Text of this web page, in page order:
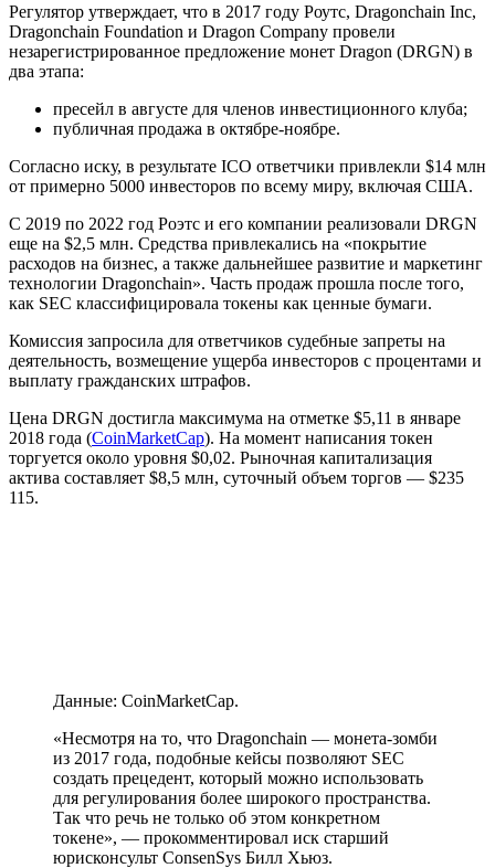
Регулятор утверждает, что в 2017 году Роутс, Dragonchain Inc,
Dragonchain Foundation и Dragon Company провели
незарегистрированное предложение монет Dragon (DRGN) в
два этапа:
пресейл в августе для членов инвестиционного клуба;
публичная продажа в октябре-ноябре.
Согласно иску, в результате ICO ответчики привлекли $14 млн
от примерно 5000 инвесторов по всему миру, включая США.
С 2019 по 2022 год Роэтс и его компании реализовали DRGN
еще на $2,5 млн. Средства привлекались на «покрытие
расходов на бизнес, а также дальнейшее развитие и маркетинг
технологии Dragonchain». Часть продаж прошла после того,
как SEC классифицировала токены как ценные бумаги.
Комиссия запросила для ответчиков судебные запреты на
деятельность, возмещение ущерба инвесторов с процентами и
выплату гражданских штрафов.
Цена DRGN достигла максимума на отметке $5,11 в январе
2018 года (CoinMarketCap). На момент написания токен
торгуется около уровня $0,02. Рыночная капитализация
актива составляет $8,5 млн, суточный объем торгов — $235
115.
Данные: CoinMarketCap.
«Несмотря на то, что Dragonchain — монета-зомби
из 2017 года, подобные кейсы позволяют SEC
создать прецедент, который можно использовать
для регулирования более широкого пространства.
Так что речь не только об этом конкретном
токене», — прокомментировал иск старший
юрисконсульт ConsenSys Билл Хьюз.